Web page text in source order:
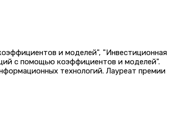
и моделей", "Инвестиционная
с помощью коэффициентов и моделей".
технологий. Лауреат премии